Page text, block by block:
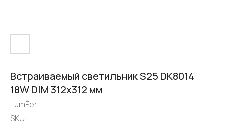
Встраиваемый светильник S25 DK8014
18W DIM 312х312 мм
LumFer
SKU: